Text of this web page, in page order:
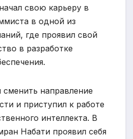
свою карьеру в
в одной из
где проявил свой
в разработке
направление
и приступил к работе
интеллекта. В
Набати проявил себя